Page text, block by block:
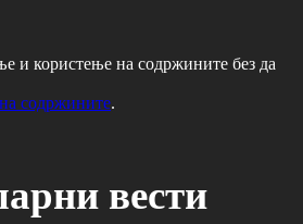
и користење на содржините без да
содржините.
вести